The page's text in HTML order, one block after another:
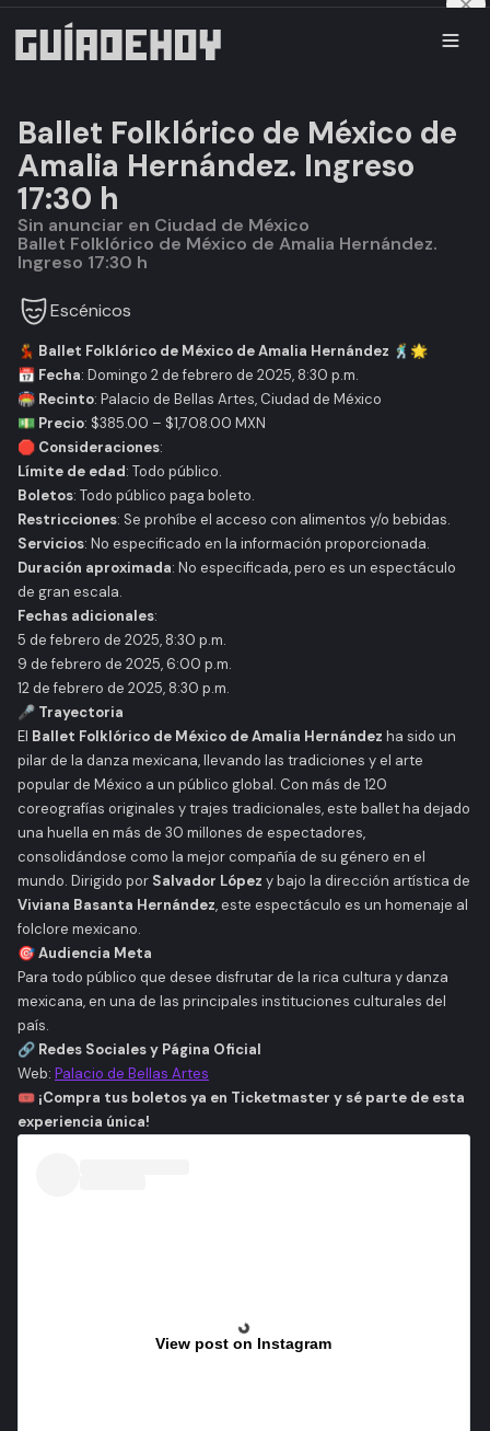
Ballet Folklórico de México de
Amalia Hernández. Ingreso
17:30 h
Sin anunciar en Ciudad de México
Ballet Folklórico de México de Amalia Hernández.
Ingreso 17:30 h
Escénicos
💃 Ballet Folklórico de México de Amalia Hernández 🕺🌟
📅 Fecha: Domingo 2 de febrero de 2025, 8:30 p.m.
🏟️ Recinto: Palacio de Bellas Artes, Ciudad de México
💵 Precio: $385.00 – $1,708.00 MXN
🛑 Consideraciones:
Límite de edad: Todo público.
Boletos: Todo público paga boleto.
Restricciones: Se prohíbe el acceso con alimentos y/o bebidas.
Servicios: No especificado en la información proporcionada.
Duración aproximada: No especificada, pero es un espectáculo
de gran escala.
Fechas adicionales:
5 de febrero de 2025, 8:30 p.m.
9 de febrero de 2025, 6:00 p.m.
12 de febrero de 2025, 8:30 p.m.
🎤 Trayectoria
El Ballet Folklórico de México de Amalia Hernández ha sido un
pilar de la danza mexicana, llevando las tradiciones y el arte
popular de México a un público global. Con más de 120
coreografías originales y trajes tradicionales, este ballet ha dejado
una huella en más de 30 millones de espectadores,
consolidándose como la mejor compañía de su género en el
mundo. Dirigido por Salvador López y bajo la dirección artística de
Viviana Basanta Hernández, este espectáculo es un homenaje al
folclore mexicano.
🎯Audiencia Meta
Para todo público que desee disfrutar de la rica cultura y danza
mexicana, en una de las principales instituciones culturales del
país.
🔗 Redes Sociales y Página Oficial
Web: Palacio de Bellas Artes
🎟️ ¡Compra tus boletos ya en Ticketmaster y sé parte de esta
experiencia única!
View post on Instagram